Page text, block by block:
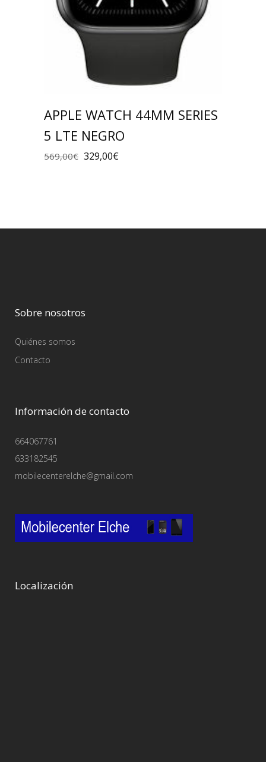
APPLE WATCH 44MM SERIES
5 LTE NEGRO
569,00€ 329,00€
Sobre nosotros
Quiénes somos
Contacto
Información de contacto
664067761
633182545
mobilecenterelche@gmail.com
Localización